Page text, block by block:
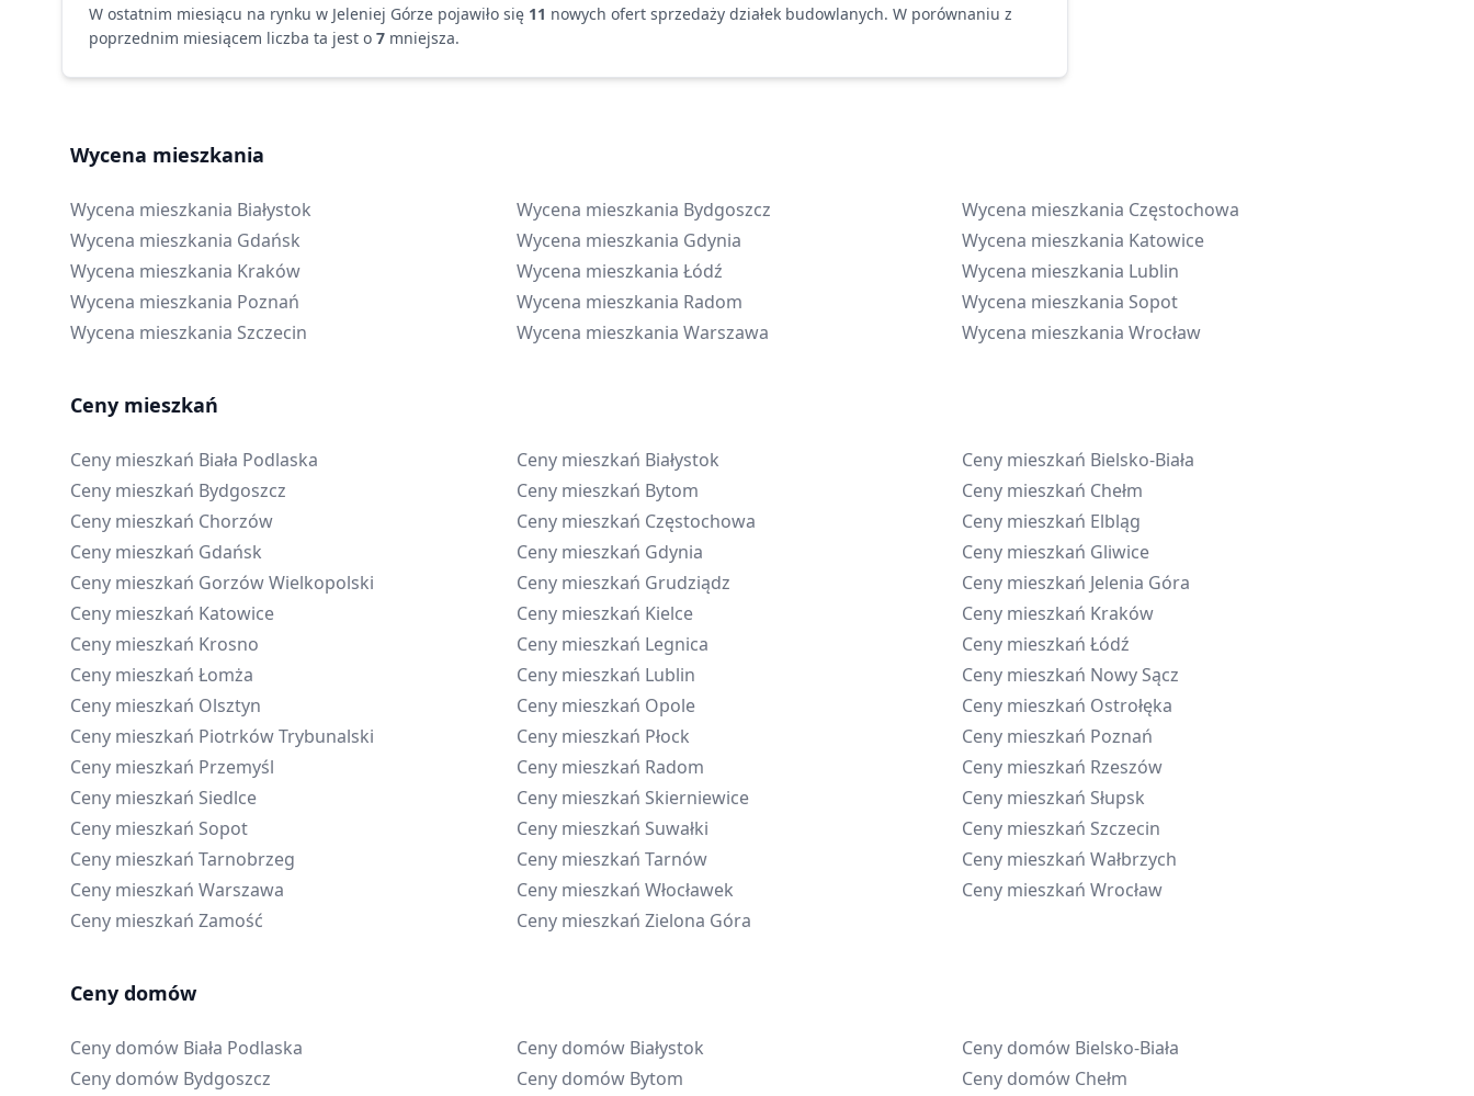
W ostatnim miesiącu na rynku w Jeleniej Górze pojawiło się 11 nowych ofert sprzedaży działek budowlanych. W porównaniu z
poprzednim miesiącem liczba ta jest o 7 mniejsza.
Wycena mieszkania
Wycena mieszkania Białystok Wycena mieszkania Bydgoszcz Wycena mieszkania Częstochowa
Wycena mieszkania Gdańsk Wycena mieszkania Gdynia Wycena mieszkania Katowice
Wycena mieszkania Kraków Wycena mieszkania Łódź Wycena mieszkania Lublin
Wycena mieszkania Poznań Wycena mieszkania Radom Wycena mieszkania Sopot
Wycena mieszkania Szczecin Wycena mieszkania Warszawa Wycena mieszkaniaWrocław
Ceny mieszkań
Ceny mieszkań Biała Podlaska Ceny mieszkań Białystok Ceny mieszkań Bielsko-Biała
Ceny mieszkań Bydgoszcz Ceny mieszkań Bytom Ceny mieszkań Chełm
Ceny mieszkań Chorzów Ceny mieszkań Częstochowa Ceny mieszkań Elbląg
Ceny mieszkań Gdańsk Ceny mieszkań Gdynia Ceny mieszkań Gliwice
Ceny mieszkań Gorzów Wielkopolski Ceny mieszkań Grudziądz Ceny mieszkań Jelenia Góra
Ceny mieszkań Katowice Ceny mieszkań Kielce Ceny mieszkań Kraków
Ceny mieszkań Krosno Ceny mieszkań Legnica Ceny mieszkańŁódź
Ceny mieszkań Łomża Ceny mieszkań Lublin Ceny mieszkań Nowy Sącz
Ceny mieszkań Olsztyn Ceny mieszkań Opole Ceny mieszkań Ostrołęka
Ceny mieszkań Piotrków Trybunalski Ceny mieszkań Płock Ceny mieszkań Poznań
Ceny mieszkań Przemyśl Ceny mieszkań Radom Ceny mieszkań Rzeszów
Ceny mieszkań Siedlce Ceny mieszkań Skierniewice Ceny mieszkań Słupsk
Ceny mieszkań Sopot Ceny mieszkań Suwałki Ceny mieszkań Szczecin
Ceny mieszkań Tarnobrzeg Ceny mieszkań Tarnów Ceny mieszkańWałbrzych
Ceny mieszkań Warszawa Ceny mieszkań Włocławek Ceny mieszkańWrocław
Ceny mieszkań Zamość Ceny mieszkań Zielona Góra
Ceny domów
Ceny domów Biała Podlaska Ceny domów Białystok Ceny domów Bielsko-Biała
Ceny domów Bydgoszcz Ceny domów Bytom Ceny domów Chełm